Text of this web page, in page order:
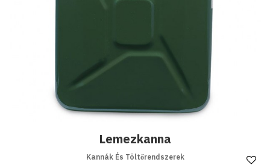
Lemezkanna
Kannák És Töltőrendszerek